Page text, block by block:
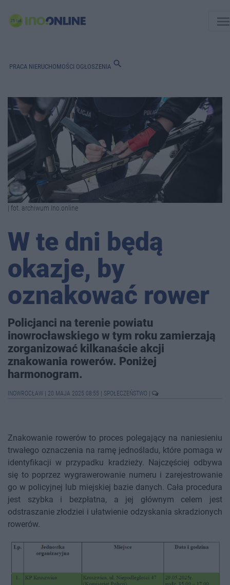
PRACA NIERUCHOMOŚCI OGŁOSZENIA search
| fot. archiwum Ino.online
W te dni będą
okazje, by
oznakować rower
Policjanci na terenie powiatu
inowrocławskiego w tym roku zamierzają
zorganizować kilkanaście akcji
znakowania rowerów. Poniżej
harmonogram.
INOWROCŁAW 20 MAJA 2025 08:55 SPOŁECZEŃSTWO
Znakowanie rowerów to proces polegający na naniesieniu
trwałego oznaczenia na ramę jednośladu, które pomaga w
identyfikacji w przypadku kradzieży. Najczęściej odbywa
się to poprzez wygrawerowanie numeru i zarejestrowanie
go w policyjnej lub miejskiej bazie danych. Cała procedura
jest szybka i bezpłatna, a jej głównym celem jest
odstraszanie złodziei i ułatwienie odzyskania skradzionych
rowerów.